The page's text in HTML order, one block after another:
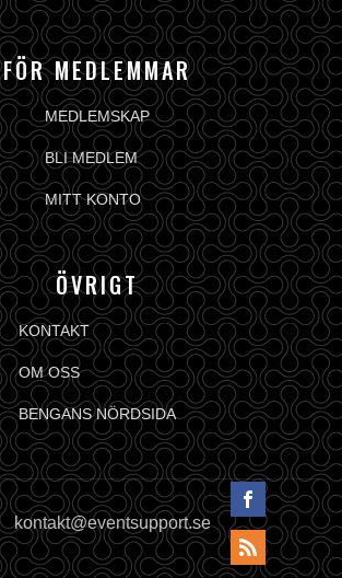
FÖR MEDLEMMAR
MEDLEMSKAP
BLI MEDLEM
MITT KONTO
ÖVRIGT
KONTAKT
OM OSS
BENGANS NÖRDSIDA
kontakt@eventsupport.se